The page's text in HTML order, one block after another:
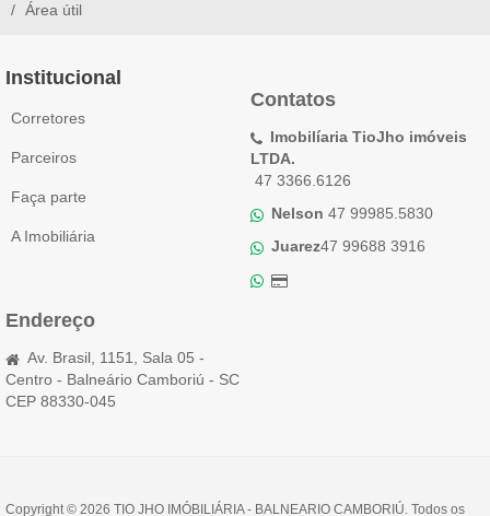
Área útil
Institucional
Corretores
Parceiros
Faça parte
A Imobiliária
Contatos
Imobilíaria TioJho imóveis
LTDA.
47 3366.6126
Nelson 47 99985.5830
Juarez47 99688 3916
Endereço
Av. Brasil, 1151, Sala 05 -
Centro - Balneário Camboriú - SC
CEP 88330-045
Copyright © 2026 TIO JHO IMÓBILIÁRIA - BALNEARIO CAMBORIÚ. Todos os